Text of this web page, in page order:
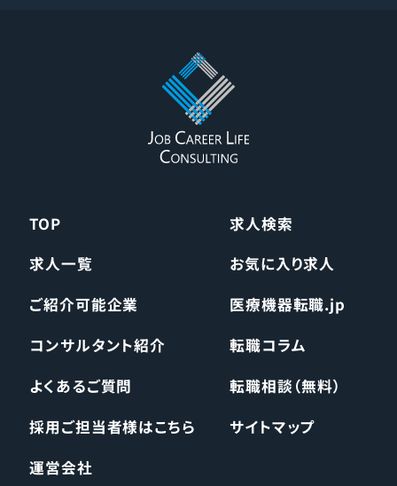
TOP
求人検索
求人一覧
お気に入り求人
ご紹介可能企業
医療機器転職.jp
コンサルタント紹介
転職コラム
よくあるご質問
転職相談（無料）
採用ご担当者様はこちら
サイトマップ
運営会社